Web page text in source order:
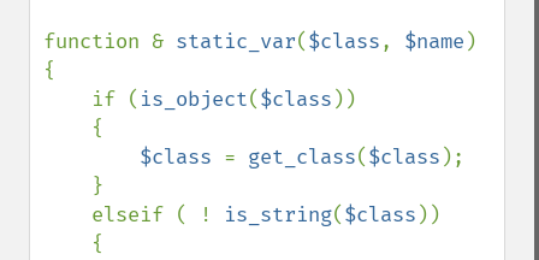
function & static_var($class, $name )
{
    if (
is_object($class ))
$class = get_class($class );
    elseif ( !
is_string($class ))